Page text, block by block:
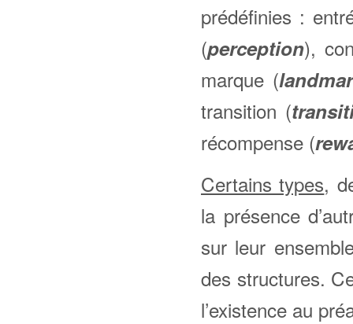
prédéfinies :
(perception),
marque (
transition (
récompense (
Certains types,
la présence
sur leur
des structures.
l’existence au